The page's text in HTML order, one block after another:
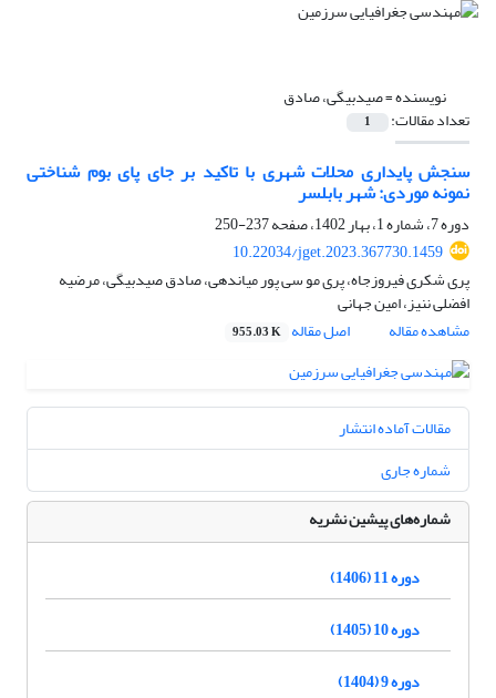
نویسنده =صیدبیگی، صادق
تعداد مقالات: 1
سنجش پایداری محلات شهری با تاکید بر جای پای بوم‏ شناختی
نمونه موردی: شهر بابلسر
دوره 7، شماره 1، بهار 1402، صفحه
237-250
10.22034/jget.2023.367730.1459
پری شکری فیروزجاه، پری مو سی پور میاندهی، صادق صیدبیگی، مرضیه
افضلی ننیز، امین جهانی
مشاهده مقاله
اصل مقاله 955.03 K
مقالات آماده انتشار
شماره جاری
شماره‌های پیشین نشریه
دوره 11 (1406)
دوره 10 (1405)
دوره 9 (1404)